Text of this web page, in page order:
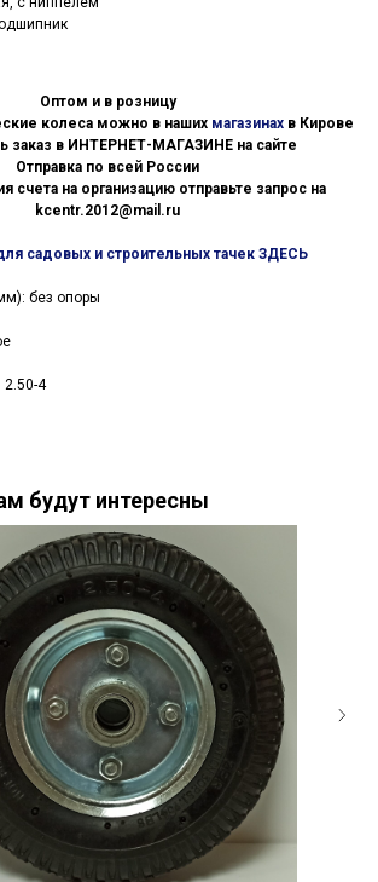
Оптом и в розницу
колеса можно в наших магазинах в Кирове
заказ в ИНТЕРНЕТ-МАГАЗИНЕ на сайте
Отправка по всей России
счета на организацию отправьте запрос на
kcentr.2012@mail.ru
садовых и строительных тачек ЗДЕСЬ
без опоры
2.50-4
будут интересны